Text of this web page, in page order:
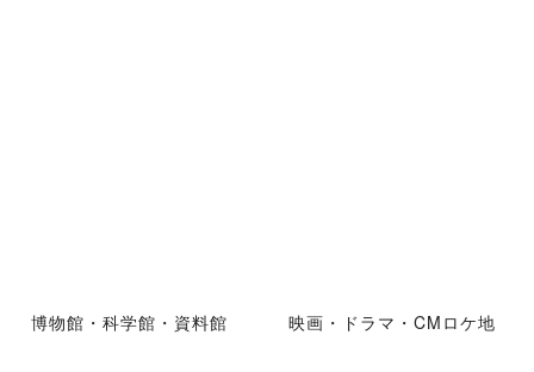
博物館・科学館・資料館 映画・ドラマ・CMロケ地